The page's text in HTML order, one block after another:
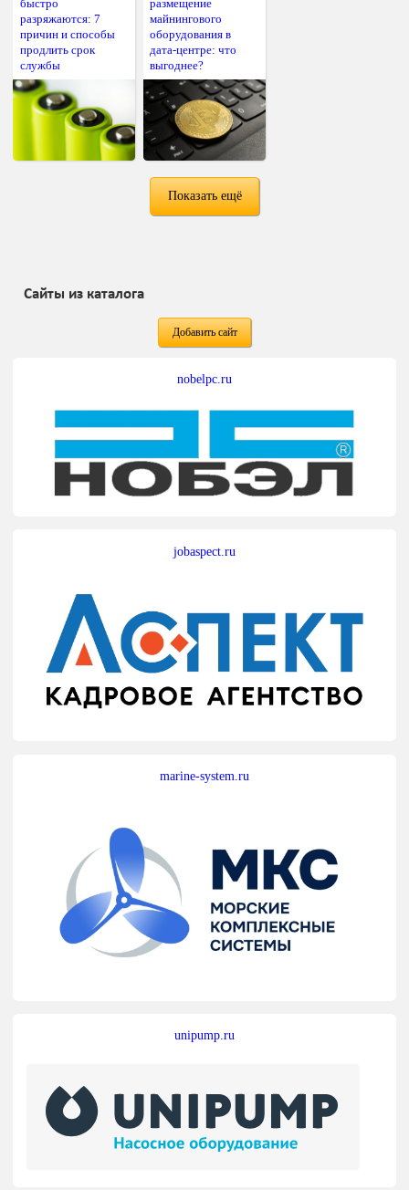
быстро
разряжаются: 7
причин и способы
продлить срок
службы
размещение
майнингового
оборудования в
дата-центре: что
выгоднее?
Показать ещё
Сайты из каталога
Добавить сайт
nobelpc.ru
jobaspect.ru
marine-system.ru
unipump.ru